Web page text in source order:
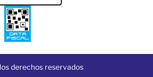
derechos reservados